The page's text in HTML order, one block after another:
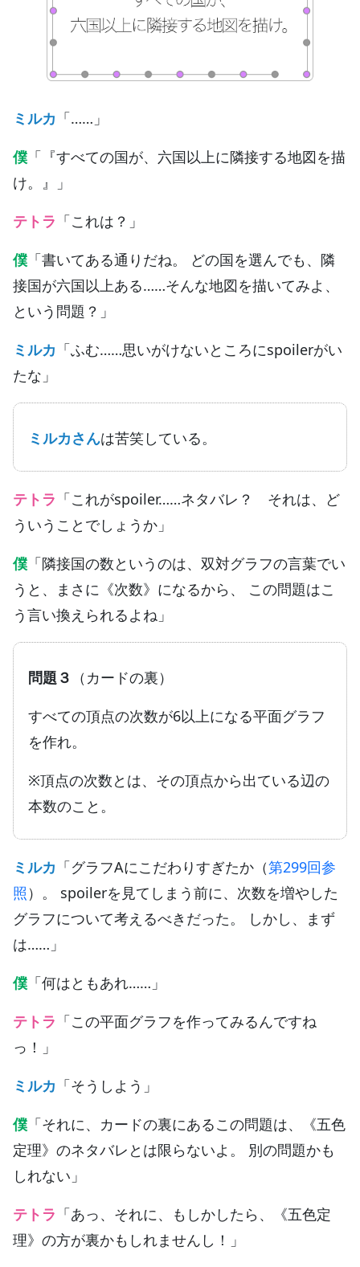
ミルカ 「……」
僕 「『すべての国が、六国以上に隣接する地図を描
け。』」
テトラ 「これは？」
僕 「書いてある通りだね。 どの国を選んでも、隣
接国が六国以上ある……そんな地図を描いてみよ、
という問題？」
ミルカ 「ふむ……思いがけないところにspoilerがい
たな」
ミルカさんは苦笑している。
テトラ 「これがspoiler……ネタバレ？ それは、ど
ういうことでしょうか」
僕 「隣接国の数というのは、双対グラフの言葉でい
うと、まさに《次数》になるから、 この問題はこ
う言い換えられるよね」
問題３ （カードの裏）
すべての頂点の次数が6以上になる平面グラフ
を作れ。
※頂点の次数とは、その頂点から出ている辺の
本数のこと。
ミルカ 「グラフAにこだわりすぎたか（第299回参
照 ）。 spoilerを見てしまう前に、次数を増やした
グラフについて考えるべきだった。 しかし、まず
は……」
僕 「何はともあれ……」
テトラ 「この平面グラフを作ってみるんですね
っ！」
ミルカ 「そうしよう」
僕 「それに、カードの裏にあるこの問題は、《五色
定理》のネタバレとは限らないよ。 別の問題かも
しれない」
テトラ 「あっ、それに、もしかしたら、《五色定
理》の方が裏かもしれませんし！」